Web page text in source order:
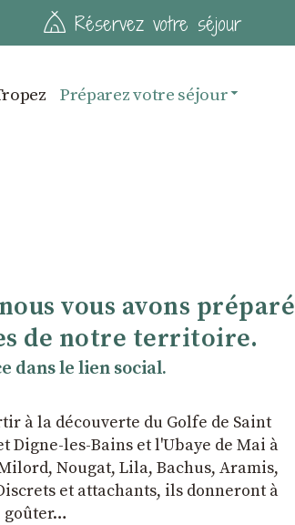
Réservez votre séjour
Préparez votre séjour
vous avons préparé
de notre territoire.
dans le lien social.
à la découverte du Golfe de Saint
Digne-les-Bains et l'Ubaye de Mai à
Nougat, Lila, Bachus, Aramis,
et attachants, ils donneront à
goûter…